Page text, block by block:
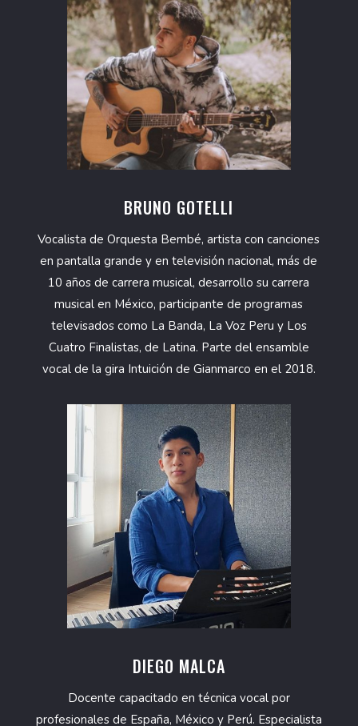
BRUNO GOTELLI
Vocalista de Orquesta Bembé, artista con canciones
en pantalla grande y en televisión nacional, más de
10 años de carrera musical, desarrollo su carrera
musical en México, participante de programas
televisados como La Banda, La Voz Peru y Los
Cuatro Finalistas, de Latina. Parte del ensamble
vocal de la gira Intuición de Gianmarco en el 2018.
DIEGO MALCA
Docente capacitado en técnica vocal por
profesionales de España, México y Perú. Especialista